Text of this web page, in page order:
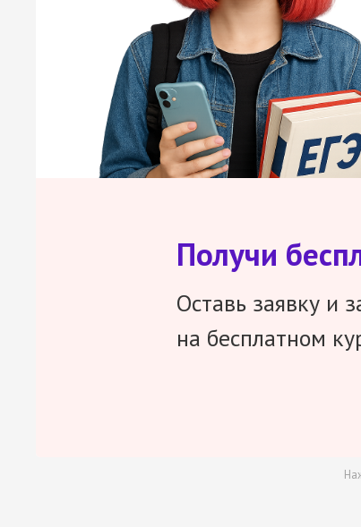
Получи
Оставь заявку и
на бесплатном